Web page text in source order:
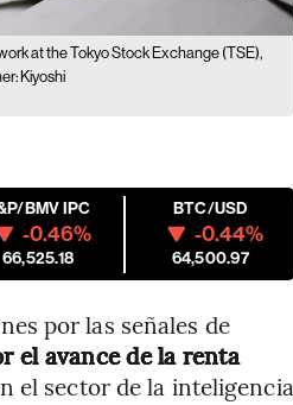
at the Tokyo Stock Exchange (TSE),
Kiyoshi
BMV IPC
-0.46%
66,525.18
BTC/USD
-0.44%
64,500.97
por las señales de
el avance de la renta
el sector de la inteligencia